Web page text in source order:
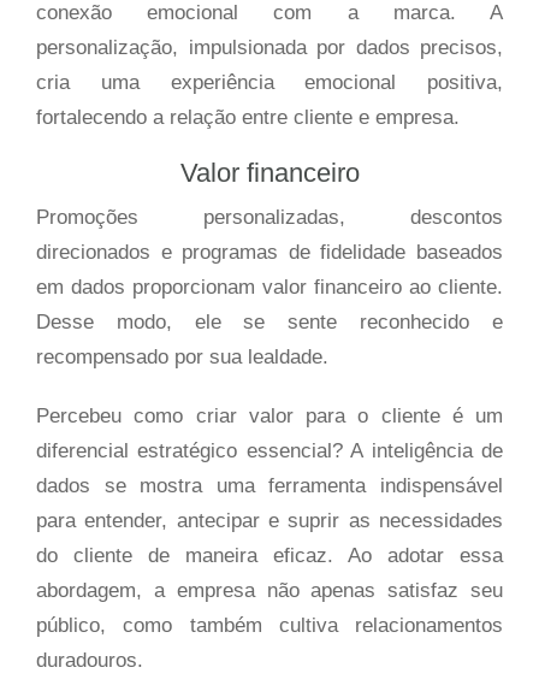
conexão emocional com a marca. A
personalização, impulsionada por dados precisos,
cria uma experiência emocional positiva,
fortalecendo a relação entre cliente e empresa.
Valor financeiro
Promoções personalizadas, descontos
direcionados e programas de fidelidade baseados
em dados proporcionam valor financeiro ao cliente.
Desse modo, ele se sente reconhecido e
recompensado por sua lealdade.
Percebeu como criar valor para o cliente é um
diferencial estratégico essencial? A inteligência de
dados se mostra uma ferramenta indispensável
para entender, antecipar e suprir as necessidades
do cliente de maneira eficaz. Ao adotar essa
abordagem, a empresa não apenas satisfaz seu
público, como também cultiva relacionamentos
duradouros.